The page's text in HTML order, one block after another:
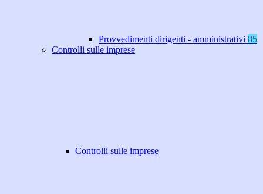
Provvedimenti dirigenti - amministrativi 85
Controlli sulle imprese
Controlli sulle imprese